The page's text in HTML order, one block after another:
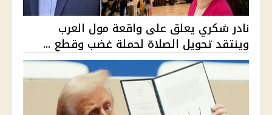
نادر شكري يعلق على واقعة مول العرب
وينتقد تحويل الصلاة لحملة غضب وقطع ...